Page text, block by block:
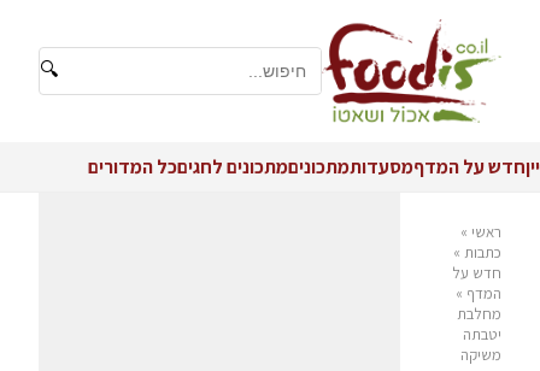
🔍
ייןחדש על המדףמסעדותמתכוניםמתכונים לחגיםכל המדורים
ראשי »
כתבות »
חדש על
המדף »
מחלבת
יטבתה
משיקה